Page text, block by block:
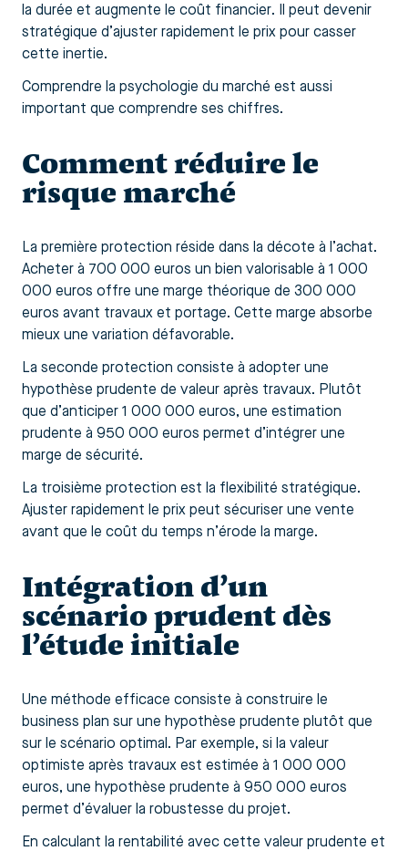
la durée et augmente le coût financier. Il peut devenir
stratégique d’ajuster rapidement le prix pour casser
cette inertie.
Comprendre la psychologie du marché est aussi
important que comprendre ses chiffres.
Comment réduire le
risque marché
La première protection réside dans la décote à l’achat.
Acheter à 700 000 euros un bien valorisable à 1 000
000 euros offre une marge théorique de 300 000
euros avant travaux et portage. Cette marge absorbe
mieux une variation défavorable.
La seconde protection consiste à adopter une
hypothèse prudente de valeur après travaux. Plutôt
que d’anticiper 1 000 000 euros, une estimation
prudente à 950 000 euros permet d’intégrer une
marge de sécurité.
La troisième protection est la flexibilité stratégique.
Ajuster rapidement le prix peut sécuriser une vente
avant que le coût du temps n’érode la marge.
Intégration d’un
scénario prudent dès
l’étude initiale
Une méthode efficace consiste à construire le
business plan sur une hypothèse prudente plutôt que
sur le scénario optimal. Par exemple, si la valeur
optimiste après travaux est estimée à 1 000 000
euros, une hypothèse prudente à 950 000 euros
permet d’évaluer la robustesse du projet.
En calculant la rentabilité avec cette valeur prudente et